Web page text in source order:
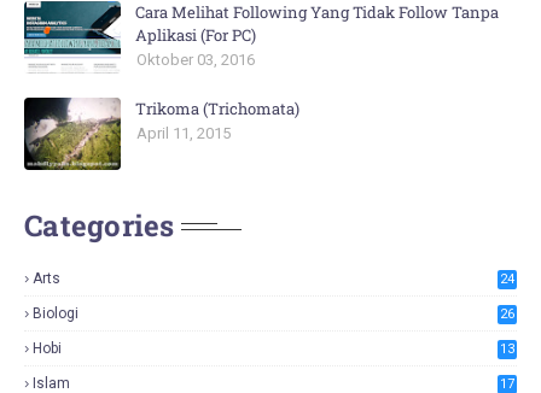
Cara Melihat Following Yang Tidak Follow Tanpa
Aplikasi (For PC)
Oktober 03, 2016
Trikoma (Trichomata)
April 11, 2015
Categories
Arts 24
Biologi 26
Hobi 13
Islam 17